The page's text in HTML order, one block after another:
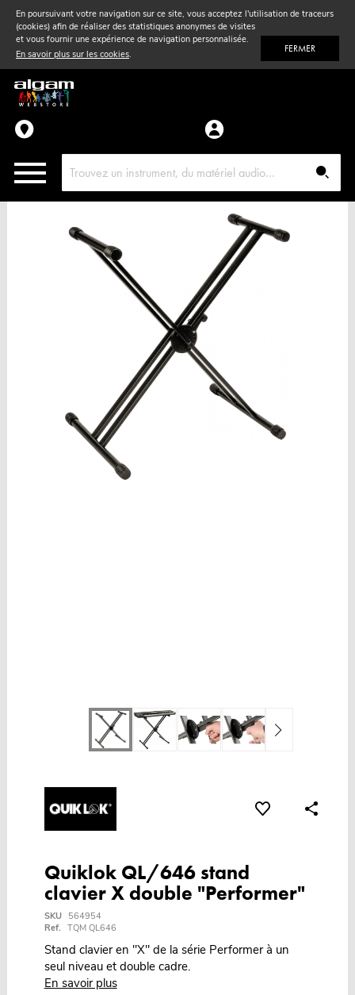
En poursuivant votre navigation sur ce site, vous acceptez l'utilisation de traceurs
(cookies) afin de réaliser des statistiques anonymes de visites
et vous fournir une expérience de navigation personnalisée.
En savoir plus sur les cookies. FERMER
Vent& Violon
Accessoires
Pièces détachées
Quiklok QL/646 stand
clavier X double "Performer"
SKU
564954
Ref. TQM QL646
Stand clavier en "X" de la série Performer à un
seul niveau et double cadre.
En savoir plus